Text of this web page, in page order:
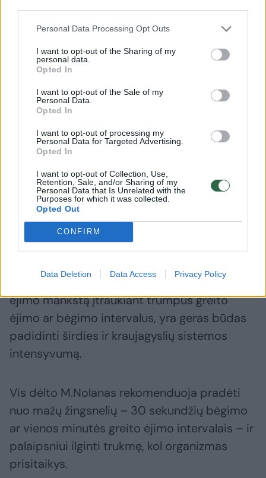
Personal Data Processing Opt Outs
I want to opt-out of the Sharing of my
personal data.
Opted In
I want to opt-out of the Sale of my
Personal Data.
Opted In
I want to opt-out of processing my
Personal Data for Targeted Advertising.
Opted In
I want to opt-out of Collection, Use,
Retention, Sale, and/or Sharing of my
Personal Data that Is Unrelated with the
Purposes for which it was collected.
Opted Out
CONFIRM
Data Deletion Data Access Privacy Policy
Senatvės pensijos amžiaus sulaukusiems
T.Moldoffas pataria judėti greitos dainos
ritmu, maždaug 100 dūžių per minutę dažniu,
kad širdies ritmas pakiltų į aukštesnį tašką.
„Stenkitės sinchronizuoti savo ritmą... jei
judate pagal dainą, kuri turi ... 100 dūžių per
minutę, galite būti tikri, kad po kelių minučių
pradėsite šiek tiek sulaikyti kvėpavimą ir
pasieksite vidutinį intensyvumą“, – patikino
Be to, intervalinė treniruotė, pavyzdžiui, į
ėjimo mankštą įtraukiant trumpus greito
ėjimo ar bėgimo intervalus, yra geras būdas
padidinti širdies ir kraujagyslių sistemos
intensyvumą.
Vis dėlto M.Nolanas rekomenduoja pradėti
nuo mažų žingsnelių – 30 sekundžių bėgimo
ar vienos minutės greito ėjimo intervalais – ir
palaipsniui ilginti trukmę, kol organizmas
prisitaikys.